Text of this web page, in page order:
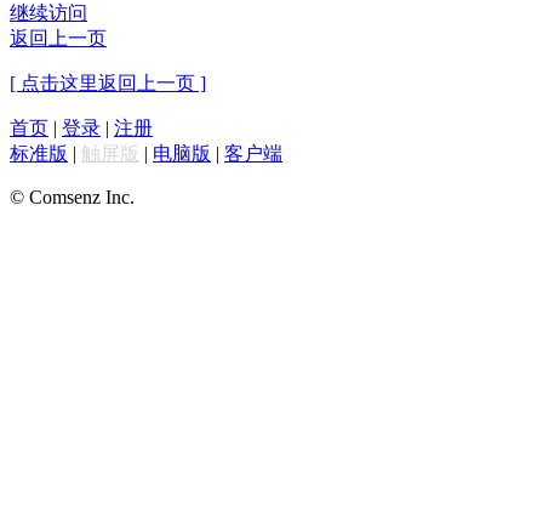
继续访问
返回上一页
[ 点击这里返回上一页 ]
首页 | 登录 | 注册
标准版 | 触屏版 | 电脑版 | 客户端
© Comsenz Inc.